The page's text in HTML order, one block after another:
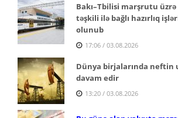
Bakı–Tbilisi marşrutu üzrə
təşkili ilə bağlı hazırlıq
olunub
17:06 / 03.08.2026
Dünya birjalarında neftin
davam edir
13:20 / 03.08.2026